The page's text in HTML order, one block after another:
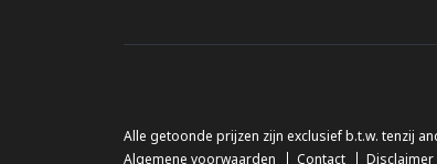
Alle getoonde prijzen zijn exclusief b.t.w. tenzij
Algemene voorwaarden
Contact Disclaimer